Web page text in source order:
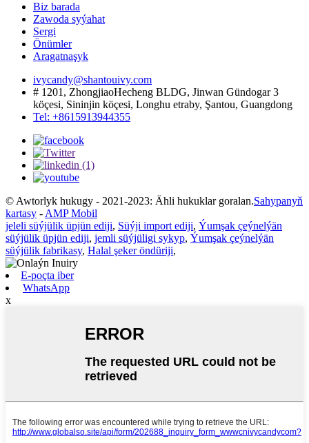
Biz barada
Zawoda syýahat
Sergi
Önümler
Aragatnaşyk
ivycandy@shantouivy.com
# 1201, ZhongjiaoHecheng BLDG, Jinwan Gündogar 3
köçesi, Sininjin köçesi, Longhu etraby, Şantou, Guangdong
Tel: +8615913944355
© Awtorlyk hukugy - 2021-2023: Ähli hukuklar goralan.Sahypanyň
kartasy - AMP Mobil
jeleli süýjülik üpjün ediji, Süýji import ediji, Ýumşak çeýnelýän
süýjülik üpjün ediji, jemli süýjüligi sykyp, Ýumşak çeýnelýän
süýjülik fabrikasy, Halal şeker öndüriji,
E-poçta iber
WhatsApp
x